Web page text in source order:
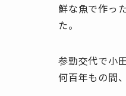
鮮な魚で作っ
た。
参勤交代で小
何百年もの間